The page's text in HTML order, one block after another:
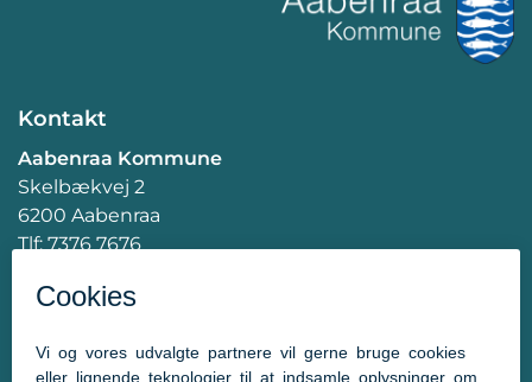
Kontakt
Aabenraa Kommune
Skelbækvej 2
6200 Aabenraa
Tlf: 7376 7676
CVR.nr.: 29189854
Genveje